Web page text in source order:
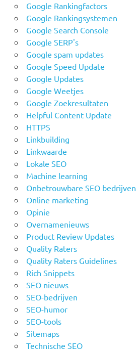
Google Rankingfactors
Google Rankingsystemen
Google Search Console
Google SERP's
Google spam updates
Google Speed Update
Google Updates
Google Weetjes
Google Zoekresultaten
Helpful Content Update
HTTPS
Linkbuilding
Linkwaarde
Lokale SEO
Machine learning
Onbetrouwbare SEO bedrijven
Online marketing
Opinie
Overnamenieuws
Product Review Updates
Quality Raters
Quality Raters Guidelines
Rich Snippets
SEO nieuws
SEO-bedrijven
SEO-humor
SEO-tools
Sitemaps
Technische SEO